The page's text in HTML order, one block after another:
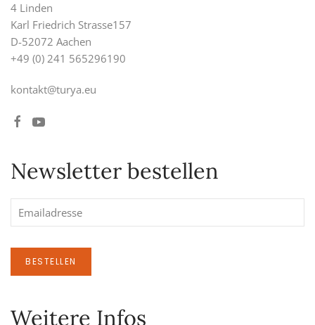
4 Linden
Karl Friedrich Strasse157
D-52072 Aachen
+49 (0) 241 565296190
kontakt@turya.eu
Newsletter bestellen
BESTELLEN
Weitere Infos